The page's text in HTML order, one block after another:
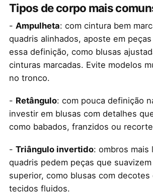
Tipos de corpo mais
- Ampulheta: com cintura bem
quadris alinhados, aposte em
essa definição, como blusas
cinturas marcadas. Evite modelos
no tronco.
- Retângulo: com pouca definição
investir em blusas com detalhes
como babados, franzidos ou
- Triângulo invertido: ombros mais
quadris pedem peças que
superior, como blusas com decotes
tecidos fluidos.